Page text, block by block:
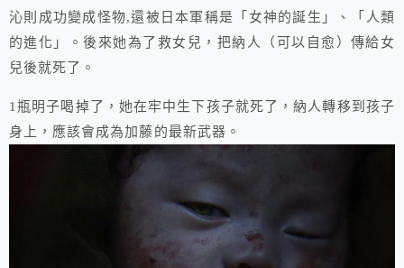
沁則成功變成怪物,還被日本軍稱是「女神的誕生」、「人類
的進化」。後來她為了救女兒，把納人（可以自愈）傳給女
兒後就死了。
1瓶明子喝掉了，她在牢中生下孩子就死了，納人轉移到孩子
身上，應該會成為加藤的最新武器。